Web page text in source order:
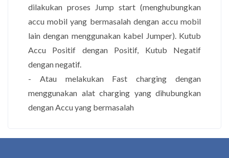
dilakukan proses Jump start (menghubungkan
accu mobil yang bermasalah dengan accu mobil
lain dengan menggunakan kabel Jumper). Kutub
Accu Positif dengan Positif, Kutub Negatif
dengan negatif.
- Atau melakukan Fast charging dengan
menggunakan alat charging yang dihubungkan
dengan Accu yang bermasalah